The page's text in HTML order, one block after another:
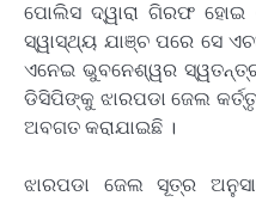
ପୋଲିସ ଦ୍ୱାରା ଗିରଫ
ସ୍ୱାସ୍ଥ୍ୟ ଯାଞ୍ଚ ପରେ ସେ
ଏନେଇ ଭୁବନେଶ୍ୱର
ଡିସିପିଙ୍କୁ ଝାରପଡା ଜେଲ
ଅବଗତ କରାଯାଇଛି ।
ଝାରପଡା ଜେଲ ସୂତ୍ର